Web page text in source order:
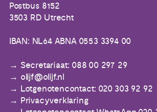
Postbus 8152
3503 RD Utrecht
IBAN: NL64 ABNA 0553 3394 00
Secretariaat: 088 00 297 29
olijf@olijf.nl
Lotgenotencontact: 020 303 92 92
Privacyverklaring